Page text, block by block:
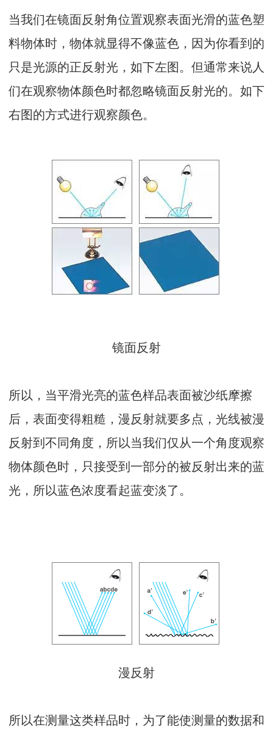
当我们在镜面反射角位置观察表面光滑的蓝色塑
料物体时，物体就显得不像蓝色，因为你看到的
只是光源的正反射光，如下左图。但通常来说人
们在观察物体颜色时都忽略镜面反射光的。如下
右图的方式进行观察颜色。
镜面反射
所以，当平滑光亮的蓝色样品表面被沙纸摩擦
后，表面变得粗糙，漫反射就要多点，光线被漫
反射到不同角度，所以当我们仅从一个角度观察
物体颜色时，只接受到一部分的被反射出来的蓝
光，所以蓝色浓度看起蓝变淡了。
漫反射
所以在测量这类样品时，为了能使测量的数据和